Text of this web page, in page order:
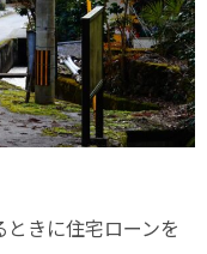
きに住宅ローンを